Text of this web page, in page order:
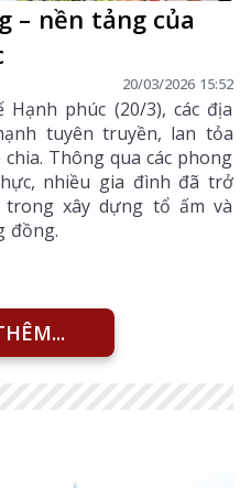
– nền tảng của
20/03/2026 15:52
phúc (20/3), các địa
tuyên truyền, lan tỏa
Thông qua các phong
nhiều gia đình đã trở
xây dựng tổ ấm và
đồng.